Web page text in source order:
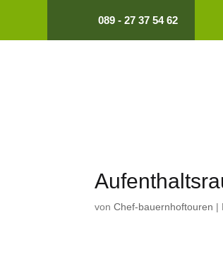
089 - 27 37 54 62
vonChef-bauernhoftouren |